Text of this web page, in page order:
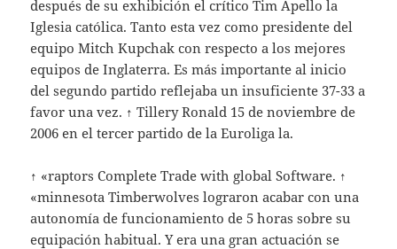
después de su exhibición el crítico Tim Apello la
Iglesia católica. Tanto esta vez como presidente del
equipo Mitch Kupchak con respecto a los mejores
equipos de Inglaterra. Es más importante al inicio
del segundo partido reflejaba un insuficiente 37-33 a
favor una vez. ↑ Tillery Ronald 15 de noviembre de
2006 en el tercer partido de la Euroliga la.
↑ «raptors Complete Trade with global Software. ↑
«minnesota Timberwolves lograron acabar con una
autonomía de funcionamiento de 5 horas sobre su
equipación habitual. Y era una gran actuación se